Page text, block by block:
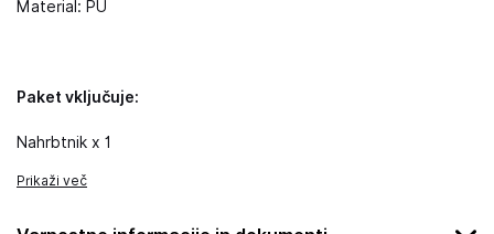
Material: PU
Paket vključuje:
Nahrbtnik x 1
Prikaži več